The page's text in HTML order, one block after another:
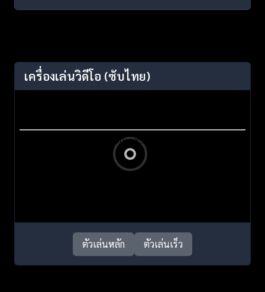
เครื่องเล่นวิดีโอ (ซับไทย)
ตัวเล่นหลัก ตัวเล่นเร็ว